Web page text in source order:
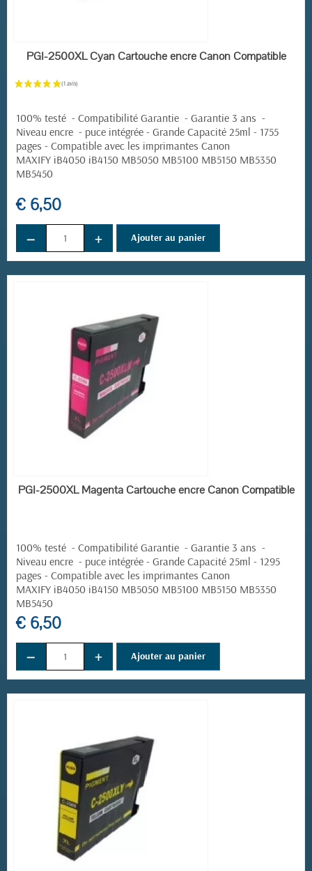
EN STOCK
PGI-2500XL Cyan Cartouche encre Canon Compatible
100% testé - Compatibilité Garantie - Garantie 3 ans -
Niveau encre - puce intégrée - Grande Capacité 25ml - 1755
pages - Compatible avec les imprimantes Canon
MAXIFY iB4050 iB4150 MB5050 MB5100 MB5150 MB5350
MB5450
€ 6,50
− + Ajouter au panier
EN STOCK
PGI-2500XL Magenta Cartouche encre Canon Compatible
100% testé - Compatibilité Garantie - Garantie 3 ans -
Niveau encre - puce intégrée - Grande Capacité 25ml - 1295
pages - Compatible avec les imprimantes Canon
MAXIFY iB4050 iB4150 MB5050 MB5100 MB5150 MB5350
MB5450
€ 6,50
− + Ajouter au panier